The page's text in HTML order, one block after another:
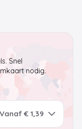
Snel
nodig.
Vanaf € 1,39